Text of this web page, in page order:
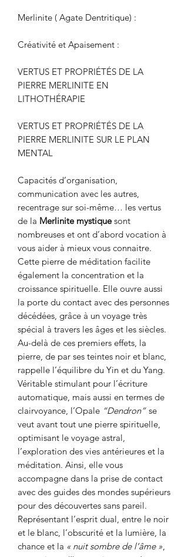
Merlinite ( Agate Dentritique) :
Créativité et Apaisement :
VERTUS ET PROPRIÉTÉS DE LA
PIERRE MERLINITE EN
LITHOTHÉRAPIE
VERTUS ET PROPRIÉTÉS DE LA
PIERRE MERLINITE SUR LE PLAN
MENTAL
Capacités d’organisation,
communication avec les autres,
recentrage sur soi-même… les vertus
de la Merlinite mystiquesont
nombreuses et ont d’abord vocation à
vous aider à mieux vous connaitre.
Cette pierre de méditation facilite
également la concentration et la
croissance spirituelle. Elle ouvre aussi
la porte du contact avec des personnes
décédées, grâce à un voyage très
spécial à travers les âges et les siècles.
Au-delà de ces premiers effets, la
pierre, de par ses teintes noir et blanc,
rappelle l’équilibre du Yin et du Yang.
Véritable stimulant pour l’écriture
automatique, mais aussi en termes de
clairvoyance, l’Opale “Dendron” se
veut avant tout une pierre spirituelle,
optimisant le voyage astral,
l’exploration des vies antérieures et la
méditation. Ainsi, elle vous
accompagne dans la prise de contact
avec des guides des mondes supérieurs
pour des découvertes sans pareil.
Représentant l’esprit dual, entre le noir
et le blanc, l’obscurité et la lumière, la
chance et la « nuit sombre de l’âme »,